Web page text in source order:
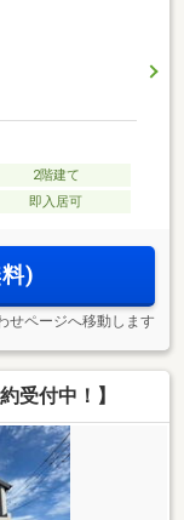
2階建て
即入居可
)
せページへ移動します
受付中！】